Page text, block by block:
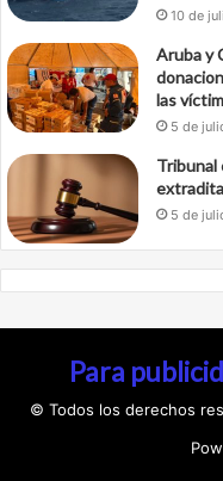
10 de
Aruba y
las
5 de
Tribunal
5 de
Para
© Todos los derechos